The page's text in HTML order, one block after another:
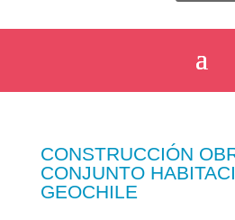
CONSTRUCCIÓN
CONJUNTO
GEOCHILE